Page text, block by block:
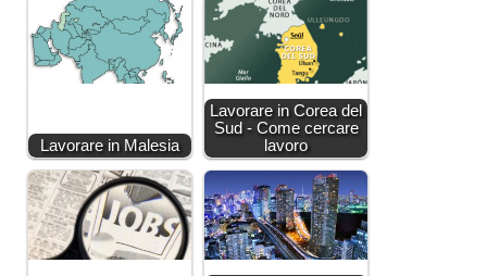
Lavorare in Malesia
Lavorare in Corea del
Sud - Come cercare
lavoro